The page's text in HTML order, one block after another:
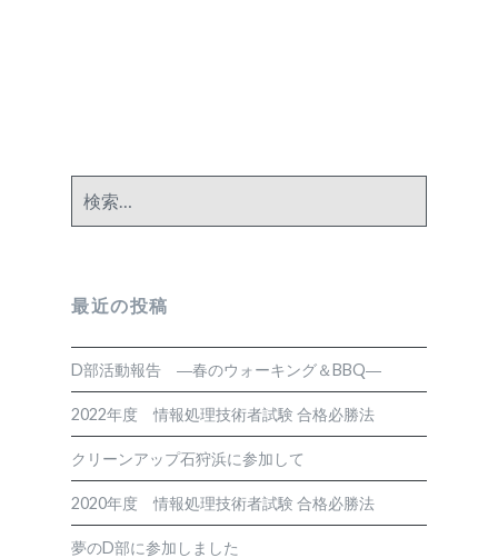
索:
最近の投稿
D部活動報告 ―春のウォーキング＆BBQ―
2022年度 情報処理技術者試験 合格必勝法
クリーンアップ石狩浜に参加して
2020年度 情報処理技術者試験 合格必勝法
夢のD部に参加しました